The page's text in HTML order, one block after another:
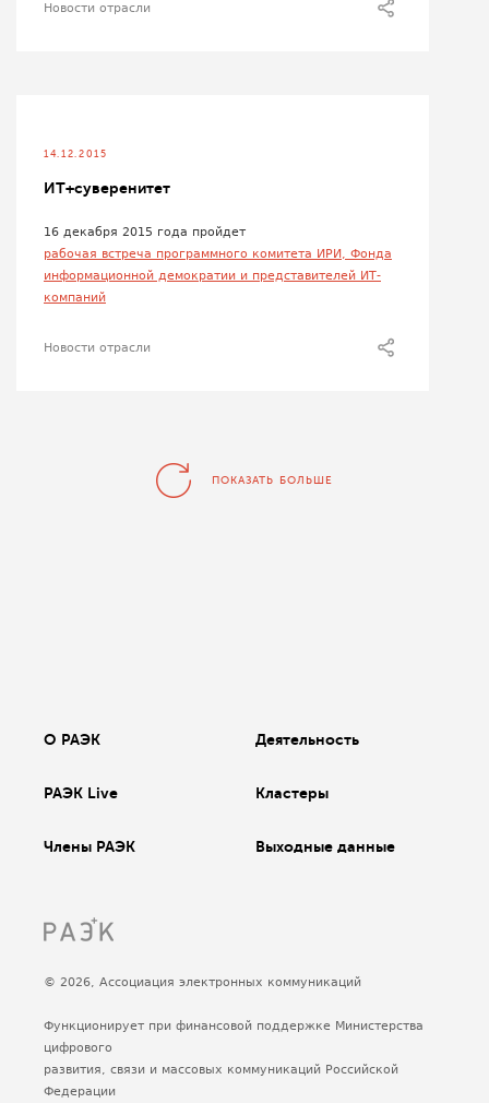
Новости отрасли
14.12.2015
ИТ+суверенитет
16 декабря 2015 года пройдет
рабочая встреча программного комитета ИРИ, Фонда
информационной демократии и представителей ИТ-
компаний
Новости отрасли
ПОКАЗАТЬ БОЛЬШЕ
О РАЭК Деятельность
РАЭК Live Кластеры
Члены РАЭК Выходные данные
© 2026, Ассоциация электронных коммуникаций
Функционирует при финансовой поддержке Министерства
цифрового
развития, связи и массовых коммуникаций Российской
Федерации